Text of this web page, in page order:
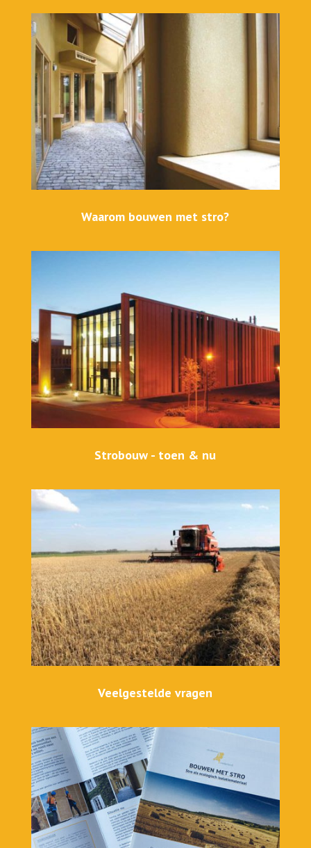
Waarom bouwen met stro?
Strobouw - toen & nu
Veelgestelde vragen